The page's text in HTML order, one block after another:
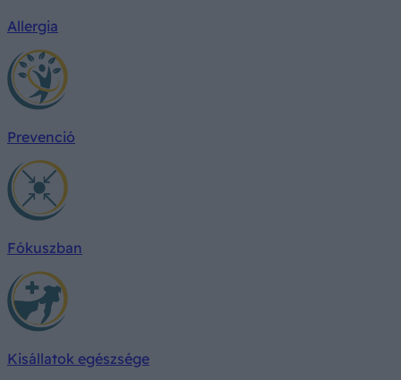
Allergia
Prevenció
Fókuszban
Kisállatok egészsége